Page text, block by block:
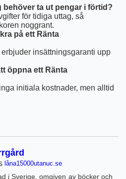
behöver ta ut pengar i förtid?
för tidiga uttag, så
noggrant.
på ett Ränta
insättningsgaranti upp
öppna ett Ränta
initiala kostnader, men alltid
låna15000utanuc.se
i Sverige, omgiven av böcker och